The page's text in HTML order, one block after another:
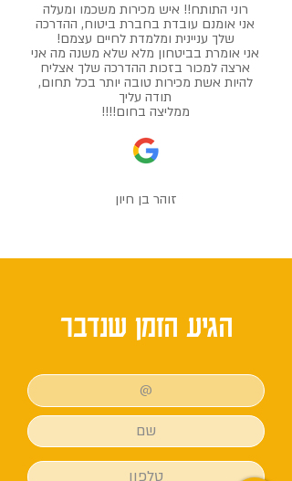
רוני התותח!! איש מכירות משכמו ומעלה
אני אומנם עובדת בחברת ביטוח, ההדרכה
שלך עניינית ומלמדת לחיים עצמם!
אני אומרת בביטחון מלא שלא משנה מה אני
ארצה למכור בזכות ההדרכה שלך אצליח
להיות אשת מכירות טובה יותר בכל תחום,
תודה עליך
ממליצה בחום!!!!
זוהר בן חיון
הגיע הזמן שנדבר